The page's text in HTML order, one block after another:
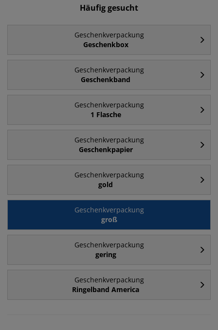
Häufig gesucht
Geschenkverpackung
Geschenkbox
Geschenkverpackung
Geschenkband
Geschenkverpackung
1 Flasche
Geschenkverpackung
Geschenkpapier
Geschenkverpackung
gold
Geschenkverpackung
groß
Geschenkverpackung
gering
Geschenkverpackung
Ringelband America